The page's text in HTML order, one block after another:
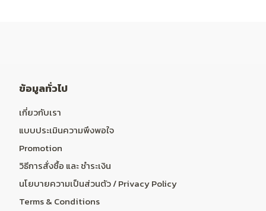
ข้อมูลทั่วไป
เกี่ยวกับเรา
แบบประเมินความพึงพอใจ
Promotion
วิธีการสั่งซื้อ และ ชำระเงิน
นโยบายความเป็นส่วนตัว / Privacy Policy
Terms & Conditions